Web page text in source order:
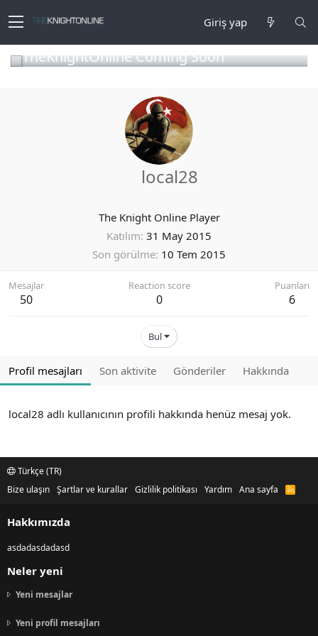
Giriş yap
TheKnightOnline Coming Soon
local28
The Knight Online Player
Katılım 31 May 2015
Son görülme 10 Tem 2015
Mesajlar
50
Reaction score
0
Puanları
6
Bul
Profil mesajları Son aktivite Gönderiler Hakkında
local28 adlı kullanıcının profili hakkında henüz mesaj yok.
Türkçe (TR)
Bize ulaşın Şartlar ve kurallar Gizlilik politikası Yardım Ana sayfa
R
Hakkımızda
asdadasdadasd
Neler yeni
Yeni mesajlar
Yeni profil mesajları